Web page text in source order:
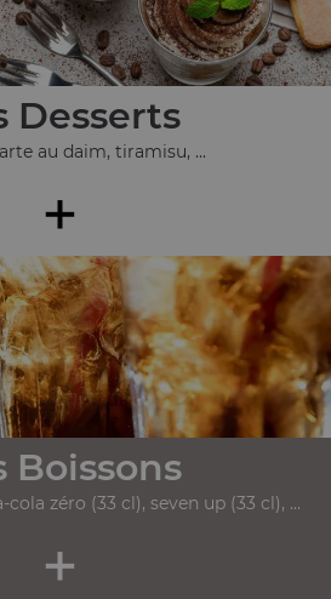
Desserts
au daim, tiramisu, ...
+
Boissons
zéro (33 cl), seven up (33 cl), ...
+